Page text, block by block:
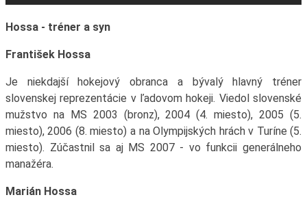
Hossa - tréner a syn
František Hossa
Je niekdajší hokejový obranca a bývalý hlavný tréner
slovenskej reprezentácie v ľadovom hokeji. Viedol slovenské
mužstvo na MS 2003 (bronz), 2004 (4. miesto), 2005 (5.
miesto), 2006 (8. miesto) a na Olympijských hrách v Turíne (5.
miesto). Zúčastnil sa aj MS 2007 - vo funkcii generálneho
manažéra.
Marián Hossa